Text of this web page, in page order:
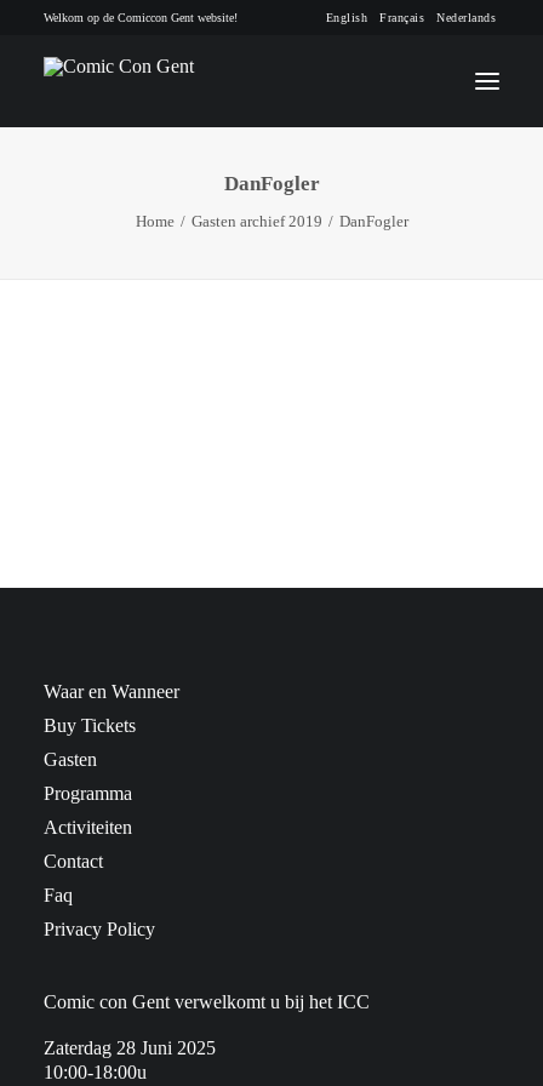
Welkom op de Comiccon Gent website! English Français Nederlands
INFO
DanFogler
Home Gasten archief 2019 DanFogler
Waar en Wanneer
Buy Tickets
Gasten
Programma
Activiteiten
Contact
Faq
Privacy Policy
Comic con Gent verwelkomt u bij het ICC
Zaterdag 28 Juni 2025
10:00-18:00u